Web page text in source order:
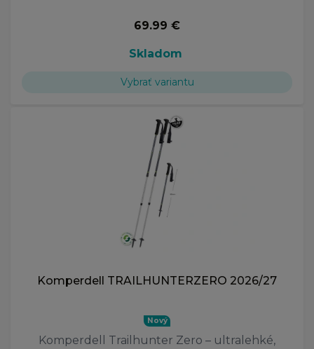
69.99 €
Skladom
Vybrať variantu
Komperdell TRAILHUNTERZERO 2026/27
Nový
Komperdell Trailhunter Zero – ultralehké,